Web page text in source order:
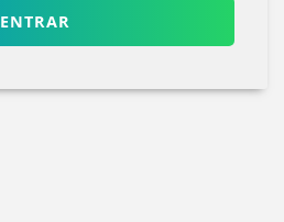
ENTRAR